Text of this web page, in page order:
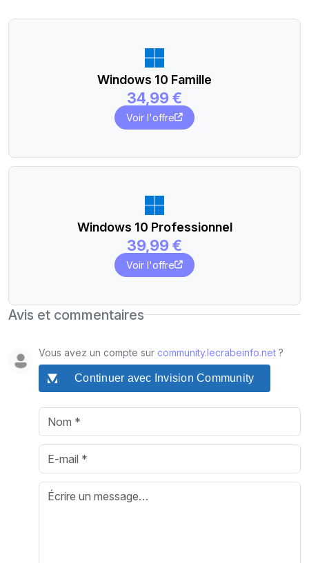
Windows 10 Famille
34,99 €
Voir l'offre
Windows 10 Professionnel
39,99 €
Voir l'offre
Avis et commentaires
Vous avez un compte sur community.lecrabeinfo.net ?
Continuer avec Invision Community